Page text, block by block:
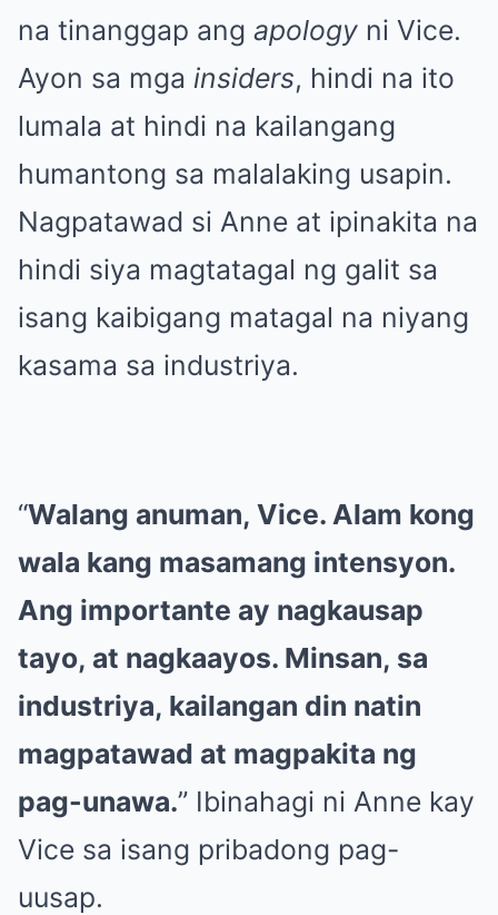
na tinanggap ang apology ni Vice.
Ayon sa mga insiders, hindi na ito
lumala at hindi na kailangang
humantong sa malalaking usapin.
Nagpatawad si Anne at ipinakita na
hindi siya magtatagal ng galit sa
isang kaibigang matagal na niyang
kasama sa industriya.
“Walang anuman, Vice. Alam kong
wala kang masamang intensyon.
Ang importante ay nagkausap
tayo, at nagkaayos. Minsan, sa
industriya, kailangan din natin
magpatawad at magpakita ng
pag-unawa.” Ibinahagi ni Anne kay
Vice sa isang pribadong pag-
uusap.